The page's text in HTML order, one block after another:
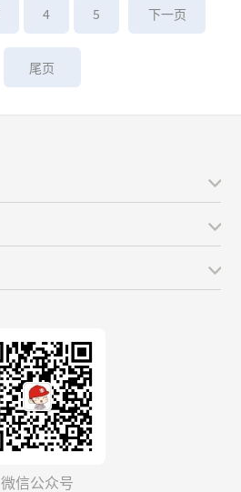
4 5 下一页
尾页
微信公众号